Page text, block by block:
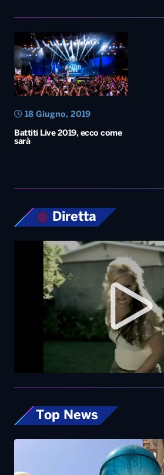
Battiti Live 2019, ecco come
sarà
18 Giugno, 2019
Diretta
Top News